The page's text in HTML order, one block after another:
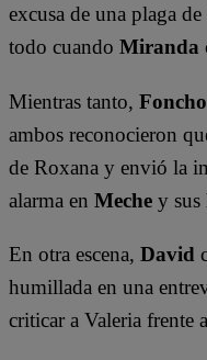
excusa de una plaga
todo cuando Miranda
Mientras tanto, Foncho
ambos reconocieron
de Roxana y envió la
alarma en Meche y sus
En otra escena, David
humillada en una
criticar a Valeria frente a